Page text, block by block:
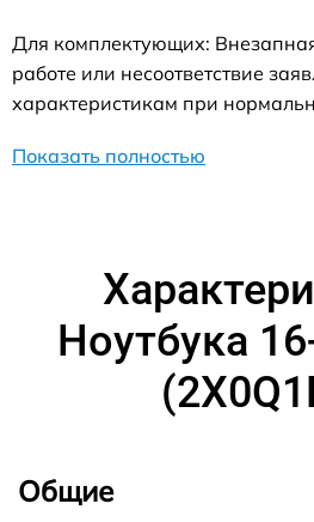
Для комплектующих:
работе или несоответствие
характеристикам при
Показать полностью
Ноутбука
Общие